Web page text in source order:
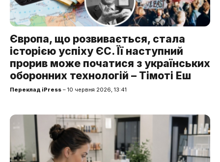
Європа, що розвивається, стала
історією успіху ЄС. Її наступний
прорив може початися з українських
оборонних технологій – Тімоті Еш
Переклад iPress – 10 червня 2026, 13:41